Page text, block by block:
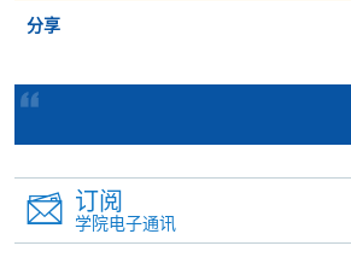
申请表
报名办法
1. 现金、「易办事」（EPS）、
(WeChat Pay) 或支付宝(Alipay)
申请人可亲临学院任何一所报名中心
办事」、微信支付（WeChat Pay）
分享
订阅
学院电子通讯